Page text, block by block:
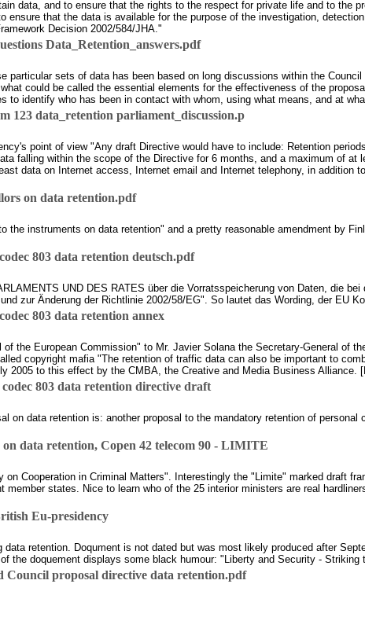
data, and to ensure that the rights to the respect for private life and to the
that the data is available for the purpose of the investigation,
Decision 2002/584/JHA."
Data_Retention_answers.pdf
particular sets of data has been based on long discussions within the
could be called the essential elements for the effectiveness of the
to identify who has been in contact with whom, using what means, and at
123 data_retention parliament_discussion.p
point of view "Any draft Directive would have to include: Retention
falling within the scope of the Directive for 6 months, and a maximum of at
data on Internet access, Internet email and Internet telephony, in addition
on data retention.pdf
the instruments on data retention" and a pretty reasonable amendment by
803 data retention deutsch.pdf
UND DES RATES über die Vorratsspeicherung von Daten, die
zur Änderung der Richtlinie 2002/58/EG". So lautet das Wording, der EU
803 data retention annex
the European Commission" to Mr. Javier Solana the Secretary-General of
copyright mafia "The retention of traffic data can also be important to
2005 to this effect by the CMBA, the Creative and Media Business Alliance.
803 data retention directive draft
on data retention is: another proposal to the mandatory retention of personal
data retention, Copen 42 telecom 90 - LIMITE
Cooperation in Criminal Matters". Interestingly the "Limite" marked draft
member states. Nice to learn who of the 25 interior ministers are real
Eu-presidency
retention. Doqument is not dated but was most likely produced after
the doquement displays some black humour: "Liberty and Security - Striking
Council proposal directive data retention.pdf